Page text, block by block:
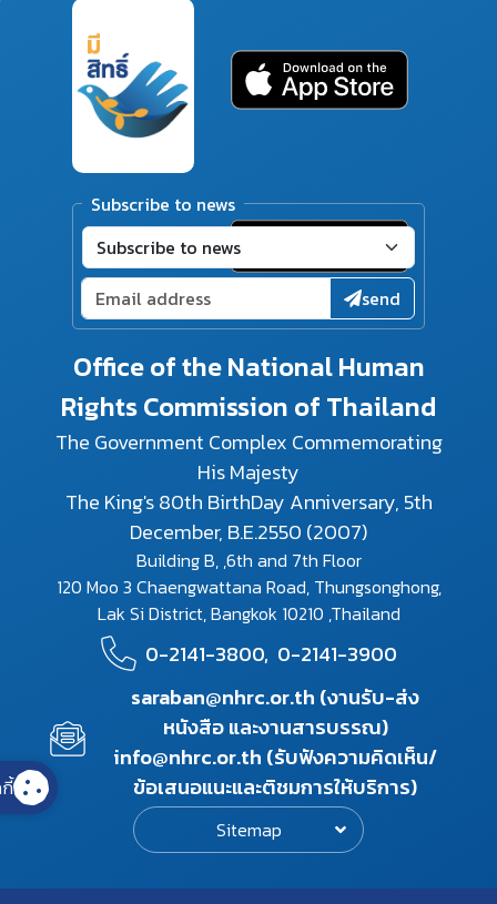
Office of the National Human
Rights Commission of Thailand
The Government Complex Commemorating
His Majesty
The King's 80th BirthDay Anniversary, 5th
December, B.E.2550 (2007)
Building B, ,6th and 7th Floor
120 Moo 3 Chaengwattana Road, Thungsonghong,
Lak Si District, Bangkok 10210 ,Thailand
0-2141-3800, 0-2141-3900
saraban@nhrc.or.th (งานรับ-ส่ง
หนังสือ และงานสารบรรณ)
info@nhrc.or.th (รับฟังความคิดเห็น/
ข้อเสนอแนะและติชมการให้บริการ)
Sitemap
Subscribe to news
send